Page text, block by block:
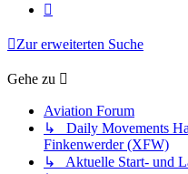
Zur erweiterten Suche
Gehe zu
Aviation Forum
↳ Daily Movements
Finkenwerder (XFW)
↳ Aktuelle Start- und